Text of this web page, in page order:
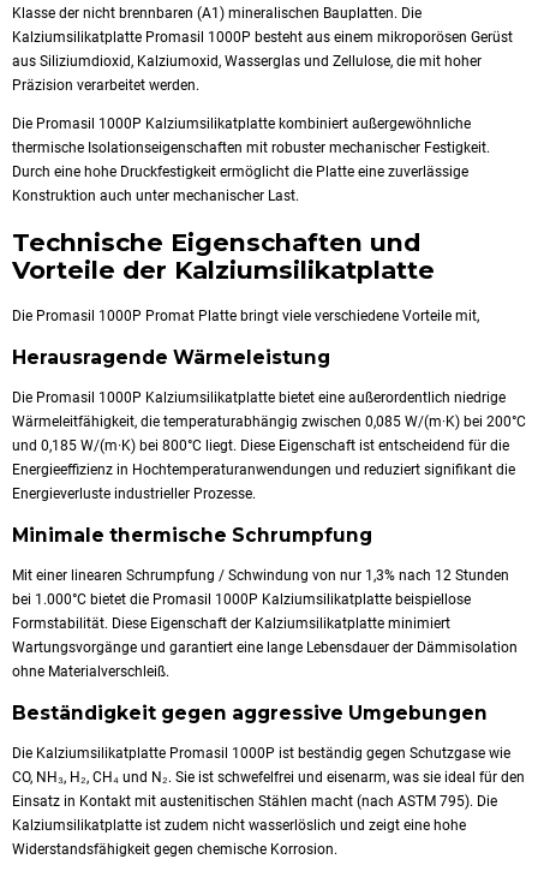
Klasse der nicht brennbaren (A1) mineralischen Bauplatten. Die
Kalziumsilikatplatte Promasil 1000P besteht aus einem mikroporösen Gerüst
aus Siliziumdioxid, Kalziumoxid, Wasserglas und Zellulose, die mit hoher
Präzision verarbeitet werden.
Die Promasil 1000P Kalziumsilikatplatte kombiniert außergewöhnliche
thermische Isolationseigenschaften mit robuster mechanischer Festigkeit.
Durch eine hohe Druckfestigkeit ermöglicht die Platte eine zuverlässige
Konstruktion auch unter mechanischer Last.
Technische Eigenschaften und
Vorteile der Kalziumsilikatplatte
Die Promasil 1000P Promat Platte bringt viele verschiedene Vorteile mit,
Herausragende Wärmeleistung
Die Promasil 1000P Kalziumsilikatplatte bietet eine außerordentlich niedrige
Wärmeleitfähigkeit, die temperaturabhängig zwischen 0,085 W/(m·K) bei 200°C
und 0,185 W/(m·K) bei 800°C liegt. Diese Eigenschaft ist entscheidend für die
Energieeffizienz in Hochtemperaturanwendungen und reduziert signifikant die
Energieverluste industrieller Prozesse.
Minimale thermische Schrumpfung
Mit einer linearen Schrumpfung / Schwindung von nur 1,3% nach 12 Stunden
bei 1.000°C bietet die Promasil 1000P Kalziumsilikatplatte beispiellose
Formstabilität. Diese Eigenschaft der Kalziumsilikatplatte minimiert
Wartungsvorgänge und garantiert eine lange Lebensdauer der Dämmisolation
ohne Materialverschleiß.
Beständigkeit gegen aggressive Umgebungen
Die Kalziumsilikatplatte Promasil 1000P ist beständig gegen Schutzgase wie
CO, NH₃, H₂, CH₄ und N₂. Sie ist schwefelfrei und eisenarm, was sie ideal für den
Einsatz in Kontakt mit austenitischen Stählen macht (nach ASTM 795). Die
Kalziumsilikatplatte ist zudem nicht wasserlöslich und zeigt eine hohe
Widerstandsfähigkeit gegen chemische Korrosion.